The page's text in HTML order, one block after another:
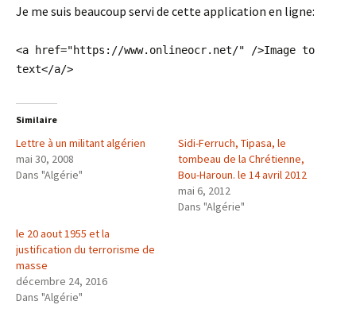
Je me suis beaucoup servi de cette application en ligne:
<a href="https://www.onlineocr.net/" />Image to
text</a/>
Similaire
Lettre à un militant algérien
mai 30, 2008
Dans "Algérie"
Sidi-Ferruch, Tipasa, le
tombeau de la Chrétienne,
Bou-Haroun. le 14 avril 2012
mai 6, 2012
Dans "Algérie"
le 20 aout 1955 et la
justification du terrorisme de
masse
décembre 24, 2016
Dans "Algérie"